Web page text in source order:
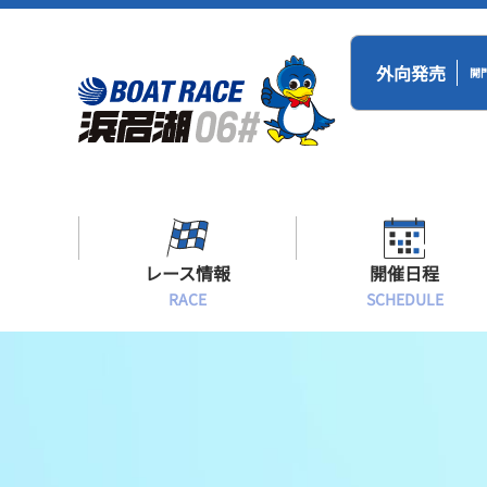
外向発売 開
レース情報
RACE
開催日程
SCHEDULE